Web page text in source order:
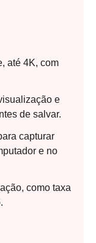
até 4K, com
e
de salvar.
capturar
e no
como taxa